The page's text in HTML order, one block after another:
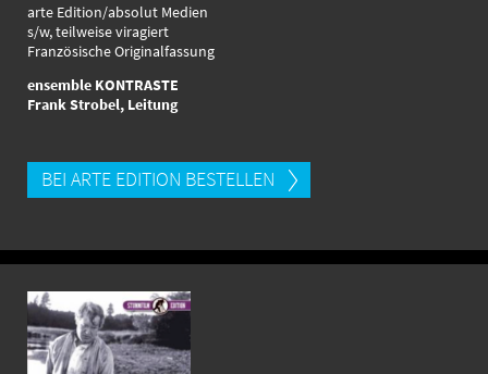
arte Edition/absolut Medien
s/w, teilweise viragiert
Französische Originalfassung
ensemble KONTRASTE
Frank Strobel, Leitung
BEI ARTE EDITION BESTELLEN